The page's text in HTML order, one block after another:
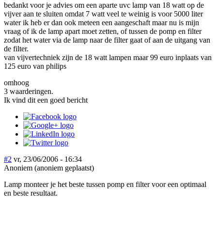
bedankt voor je advies om een aparte uvc lamp van 18 watt op de
vijver aan te sluiten omdat 7 watt veel te weinig is voor 5000 liter
water ik heb er dan ook meteen een aangeschaft maar nu is mijn
vraag of ik de lamp apart moet zetten, of tussen de pomp en filter
zodat het water via de lamp naar de filter gaat of aan de uitgang van
de filter.
van vijvertechniek zijn de 18 watt lampen maar 99 euro inplaats van
125 euro van philips
omhoog
3 waarderingen.
Ik vind dit een goed bericht
#2 vr, 23/06/2006 - 16:34
Anoniem (anoniem geplaatst)
Lamp monteer je het beste tussen pomp en filter voor een optimaal
en beste resultaat.